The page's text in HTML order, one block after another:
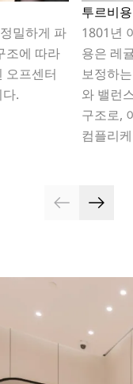
밀하게 파
조에 따라
오프센터
.
투르비용
1801년
용은 레
보정하
와 밸런
구조로,
컴플리